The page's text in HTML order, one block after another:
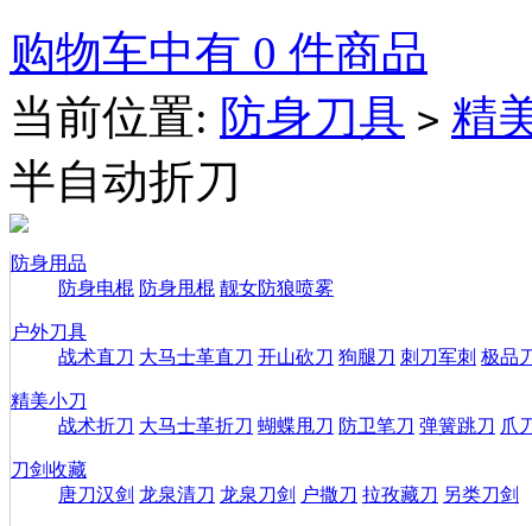
购物车中有 0 件商品
当前位置: 防身刀具 > 精
半自动折刀
防身用品
防身电棍 防身甩棍 靓女防狼喷雾
户外刀具
战术直刀 大马士革直刀 开山砍刀 狗腿刀 刺刀军刺 极品
精美小刀
战术折刀 大马士革折刀 蝴蝶甩刀 防卫笔刀 弹簧跳刀 爪
刀剑收藏
唐刀汉剑 龙泉清刀 龙泉刀剑 户撒刀 拉孜藏刀 另类刀剑